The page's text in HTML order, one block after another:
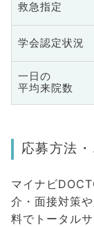
救急指定
学会認定状況
一日の
平均来院数
応募方法
マイナビ
介・面接対策
料でトータル